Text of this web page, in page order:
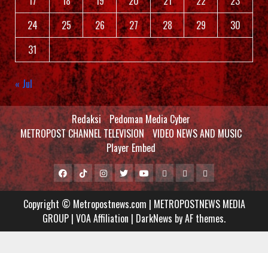
24
25 26 27 28 29
30
31
« Jul
Redaksi Pedoman Media Cyber
METROPOST CHANNEL TELEVISION VIDEO NEWS AND MUSIC
Player Embed
Facebook
Tiktok
Metropostnews
Media
Group
Instagram
TwitterYoutubeMCTVVIDEO
NEWS
AND
MUSIC
Player
Embed
Copyright © Metropostnews.com | METROPOSTNEWS MEDIA
GROUP | VOA Affiliation | DarkNews by AF themes.